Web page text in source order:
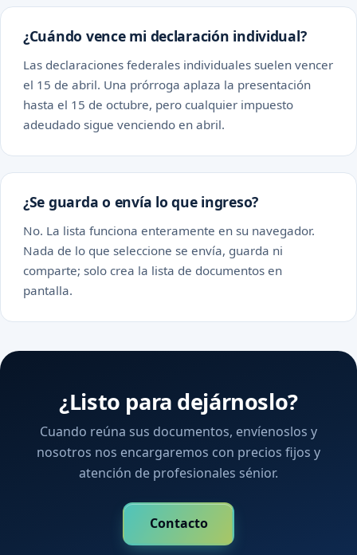
¿Cuándo vence mi declaración individual?
Las declaraciones federales individuales suelen vencer
el 15 de abril. Una prórroga aplaza la presentación
hasta el 15 de octubre, pero cualquier impuesto
adeudado sigue venciendo en abril.
¿Se guarda o envía lo que ingreso?
No. La lista funciona enteramente en su navegador.
Nada de lo que seleccione se envía, guarda ni
comparte; solo crea la lista de documentos en
pantalla.
¿Listo para dejárnoslo?
Cuando reúna sus documentos, envíenoslos y
nosotros nos encargaremos con precios fijos y
atención de profesionales sénior.
Contacto